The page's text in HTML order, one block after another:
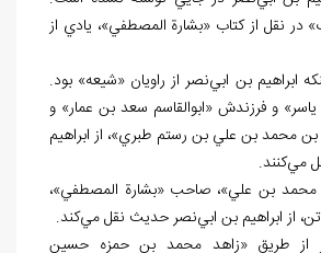
در نقل از کتاب «بشارة المصطفي»، يادي از
ابراهيم بن ابي‌نصر از راويان «شيعه» بود.
ياسر» و فرزندش «ابوالقاسم سعد بن عمار» و
بن محمد بن علي بن رستم طبري»، از ابراهيم
مي‌کنند.
محمد بن علي»، صاحب «بشارة المصطفي»،
از ابراهيم بن ابي‌نصر حديث نقل مي‌کند.
از طريق «زاهد محمد بن حمزه حسين